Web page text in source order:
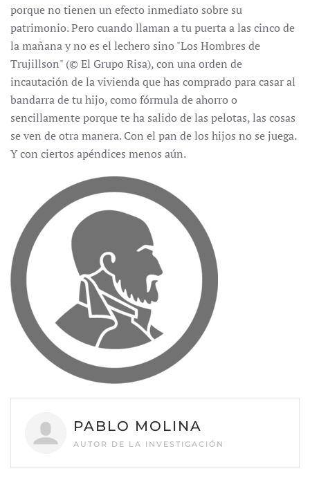
porque no tienen un efecto inmediato sobre su
patrimonio. Pero cuando llaman a tu puerta a las cinco de
la mañana y no es el lechero sino "Los Hombres de
Trujillson" (© El Grupo Risa), con una orden de
incautación de la vivienda que has comprado para casar al
bandarra de tu hijo, como fórmula de ahorro o
sencillamente porque te ha salido de las pelotas, las cosas
se ven de otra manera. Con el pan de los hijos no se juega.
Y con ciertos apéndices menos aún.
PABLO MOLINA
AUTOR DE LA INVESTIGACIÓN